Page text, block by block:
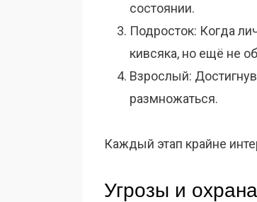
состоянии.
Подросток: Когда
кивсяка, но ещё не
Взрослый:
размножаться.
Каждый этап крайне
Угрозы и охрана